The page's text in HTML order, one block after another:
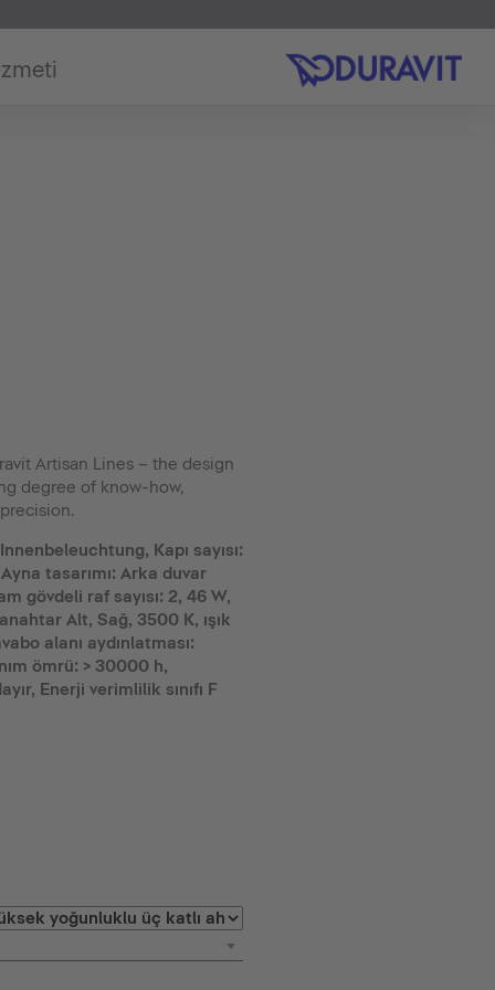
Artisan Lines – the design
degree of know-how,
Kapı sayısı:
tasarımı: Arka duvar
gövdeli raf sayısı: 2, 46 W,
Alt, Sağ, 3500 K, ışık
alanı aydınlatması:
ömrü: > 30000 h,
Enerji verimlilik sınıfı F